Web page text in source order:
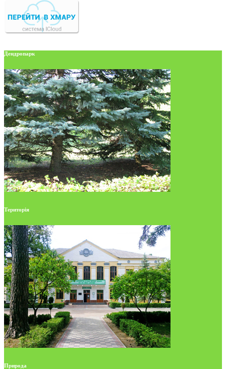
Дендропарк
Територія
Природа